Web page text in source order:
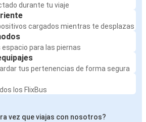
durante tu viaje
cargados mientras te desplazas
para las piernas
tus pertenencias de forma segura
los FlixBus
vez que viajas con nosotros?